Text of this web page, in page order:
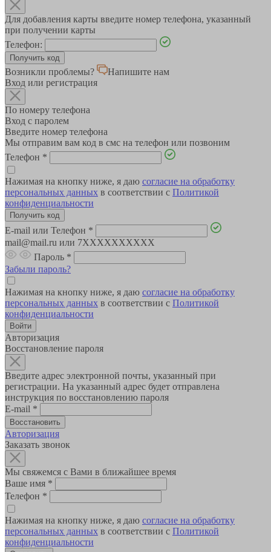
Для добавления карты введите номер телефона, указанный
при получении карты
Телефон:
Возникли проблемы?
Напишите нам
Вход или регистрация
По номеру телефона
Вход с паролем
Введите номер телефона
Мы отправим вам код в смс на телефон или позвоним
Телефон *
Нажимая на кнопку ниже, я даю согласие на обработку
персональных данных в соответствии с Политикой
конфиденциальности
E-mail или Телефон *
mail@mail.ru или 7XXXXXXXXXX
Пароль *
Забыли пароль?
Нажимая на кнопку ниже, я даю согласие на обработку
персональных данных в соответствии с Политикой
конфиденциальности
Авторизация
Восстановление пароля
Введите адрес электронной почты, указанный при
регистрации. На указанный адрес будет отправлена
инструкция по восстановлению пароля
E-mail *
Авторизация
Заказать звонок
Мы свяжемся с Вами в ближайшее время
Ваше имя *
Телефон *
Нажимая на кнопку ниже, я даю согласие на обработку
персональных данных в соответствии с Политикой
конфиденциальности